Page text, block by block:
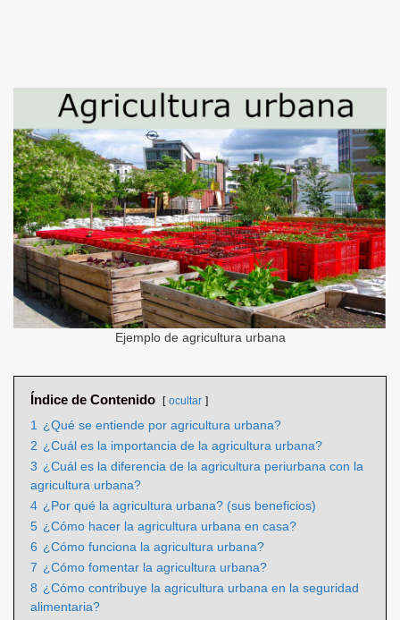
Ejemplo de agricultura urbana
Índice de Contenido ocultar
1 ¿Qué se entiende por agricultura urbana?
2 ¿Cuál es la importancia de la agricultura urbana?
3 ¿Cuál es la diferencia de la agricultura periurbana con la
agricultura urbana?
4 ¿Por qué la agricultura urbana? (sus beneficios)
5 ¿Cómo hacer la agricultura urbana en casa?
6 ¿Cómo funciona la agricultura urbana?
7 ¿Cómo fomentar la agricultura urbana?
8 ¿Cómo contribuye la agricultura urbana en la seguridad
alimentaria?